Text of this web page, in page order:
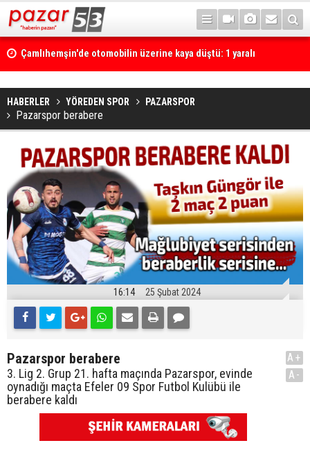
Çamlıhemşin'de otomobilin üzerine kaya düştü: 1 yaralı
HABERLER YÖREDEN SPOR PAZARSPOR
Pazarspor berabere
16:14 25 Şubat 2024
Pazarspor berabere
3. Lig 2. Grup 21. hafta maçında Pazarspor, evinde
oynadığı maçta Efeler 09 Spor Futbol Kulübü ile
berabere kaldı
A+
A-